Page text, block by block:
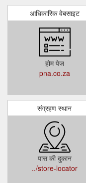
आधिकारिक वेबसाइट
होम पेज
pna.co.za
संग्रहण स्थान
पास की दुकान
../store-locator